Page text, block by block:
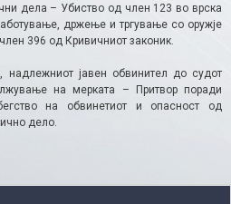
дела – Убиство од член 123 во врска
држење и тргување со оружје
396 од Кривичниот законик.
надлежниот јавен обвинител до судот
на мерката – Притвор поради
на обвинетиот и опасност од
дело.